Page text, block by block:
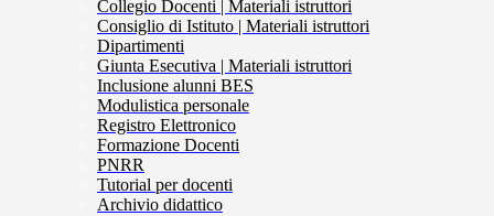
Collegio Docenti | Materiali istruttori
Consiglio di Istituto | Materiali istruttori
Dipartimenti
Giunta Esecutiva | Materiali istruttori
Inclusione alunni BES
Modulistica personale
Registro Elettronico
Formazione Docenti
PNRR
Tutorial per docenti
Archivio didattico